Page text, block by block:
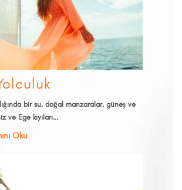
bir su, doğal manzaralar, güneş ve
ve Ege kıyıları...
Oku